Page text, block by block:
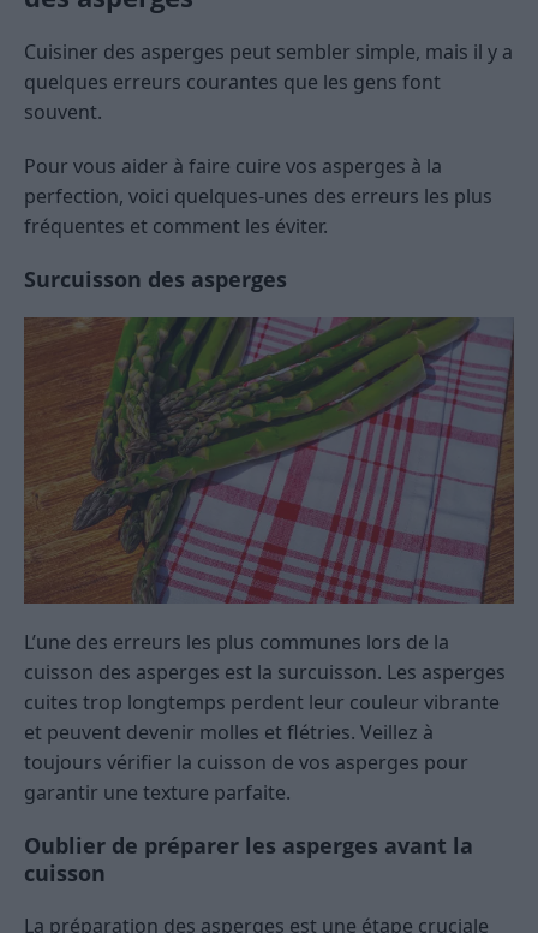
Cuisiner des asperges peut sembler simple, mais il y a
quelques erreurs courantes que les gens font
souvent.
Pour vous aider à faire cuire vos asperges à la
perfection, voici quelques-unes des erreurs les plus
fréquentes et comment les éviter.
Surcuisson des asperges
L’une des erreurs les plus communes lors de la
cuisson des asperges est la surcuisson. Les asperges
cuites trop longtemps perdent leur couleur vibrante
et peuvent devenir molles et flétries. Veillez à
toujours vérifier la cuisson de vos asperges pour
garantir une texture parfaite.
Oublier de préparer les asperges avant la
cuisson
La préparation des asperges est une étape cruciale